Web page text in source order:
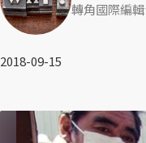
轉角國際編
2018-09-15